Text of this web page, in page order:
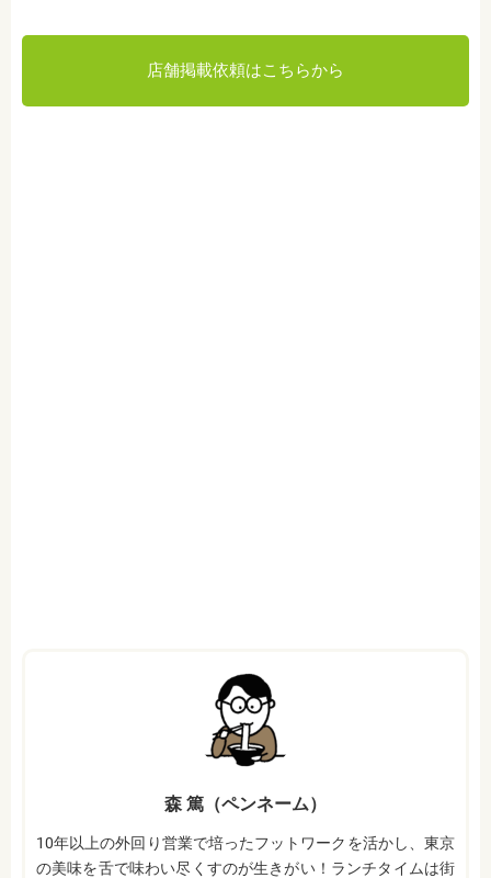
店舗掲載依頼はこちらから
森 篤（ペンネーム）
10年以上の外回り営業で培ったフットワークを活かし、東京
の美味を舌で味わい尽くすのが生きがい！ランチタイムは街